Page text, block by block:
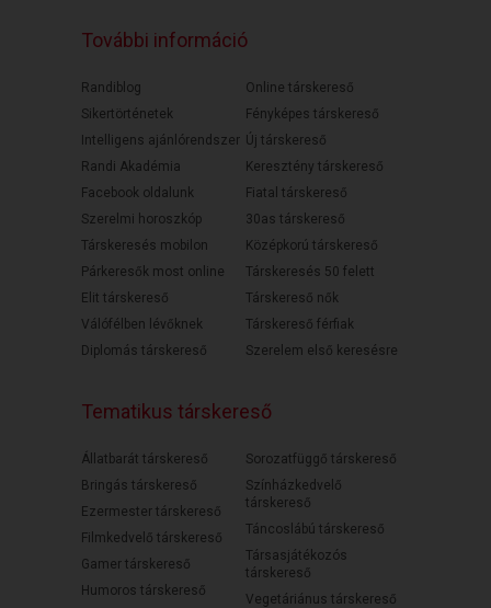
További információ
Randiblog
Sikertörténetek
Intelligens ajánlórendszer
Randi Akadémia
Facebook oldalunk
Szerelmi horoszkóp
Társkeresés mobilon
Párkeresők most online
Elit társkereső
Válófélben lévőknek
Diplomás társkereső
Online társkereső
Fényképes társkereső
Új társkereső
Keresztény társkereső
Fiatal társkereső
30as társkereső
Középkorú társkereső
Társkeresés 50 felett
Társkereső nők
Társkereső férfiak
Szerelem első keresésre
Tematikus társkereső
Állatbarát társkereső
Bringás társkereső
Ezermester társkereső
Filmkedvelő társkereső
Gamer társkereső
Humoros társkereső
Sorozatfüggő társkereső
Színházkedvelő
társkereső
Táncoslábú társkereső
Társasjátékozós
társkereső
Vegetáriánus társkereső